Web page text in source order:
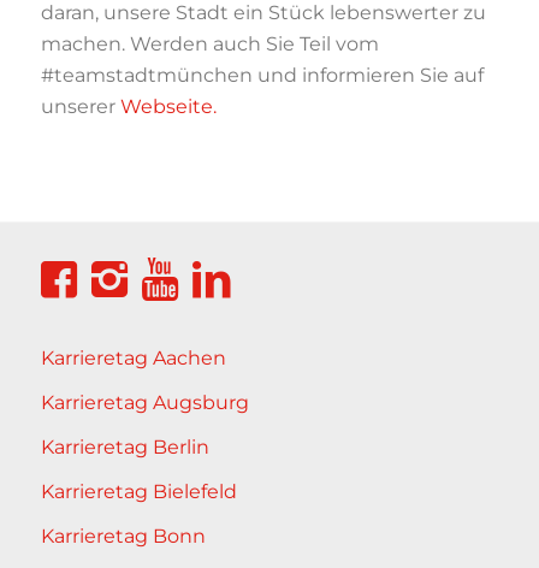
daran, unsere Stadt ein Stück lebenswerter zu
machen. Werden auch Sie Teil vom
#teamstadtmünchen und informieren Sie auf
unserer Webseite.
Karrieretag Aachen
Karrieretag Augsburg
Karrieretag Berlin
Karrieretag Bielefeld
Karrieretag Bonn